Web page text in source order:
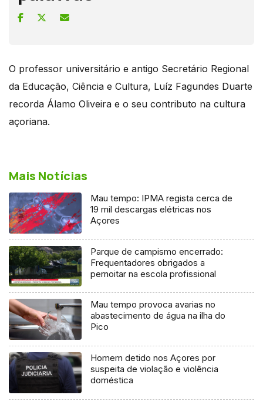
O professor universitário e antigo Secretário Regional
da Educação, Ciência e Cultura, Luíz Fagundes Duarte
recorda Álamo Oliveira e o seu contributo na cultura
açoriana.
Mais Notícias
Mau tempo: IPMA regista cerca de
19 mil descargas elétricas nos
Açores
Parque de campismo encerrado:
Frequentadores obrigados a
pernoitar na escola profissional
Mau tempo provoca avarias no
abastecimento de água na ilha do
Pico
Homem detido nos Açores por
suspeita de violação e violência
doméstica